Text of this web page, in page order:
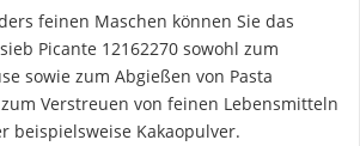
feinen Maschen können Sie das
Picante 12162270 sowohl zum
sowie zum Abgießen von Pasta
Verstreuen von feinen Lebensmitteln
beispielsweise Kakaopulver.